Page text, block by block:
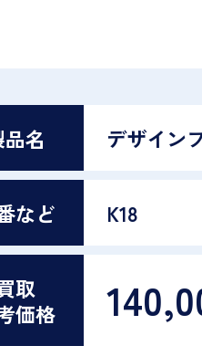
名 デザイン
など K18
取
価格